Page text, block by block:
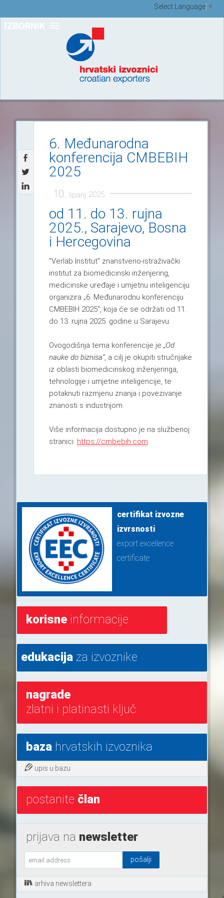
IZBORNIK
Select Language ▼
6. Međunarodna
konferencija CMBEBIH
2025
10. lipanj 2025.
od 11. do 13. rujna
2025., Sarajevo, Bosna
i Hercegovina
"Verlab Institut" znanstveno-istraživački
institut za biomedicinski inženjering,
medicinske uređaje i umjetnu inteligenciju
organizira „6. Međunarodnu konferenciju
CMBEBIH 2025“, koja će se održati od 11.
do 13. rujna 2025. godine u Sarajevu.
Ovogodišnja tema konferencije je „Od
nauke do biznisa“, a cilj je okupiti stručnjake
iz oblasti biomedicinskog inženjeringa,
tehnologije i umjetne inteligencije, te
potaknuti razmjenu znanja i povezivanje
znanosti s industrijom.
Više informacija dostupno je na službenoj
stranici: https://cmbebih.com
certifikat izvozne
izvrsnosti
export excellence
certificate
korisneinformacije
edukacijaza izvoznike
nagrade
zlatni i platinasti ključ
bazahrvatskih izvoznika
upis u bazu
postanite član
prijava na newsletter
arhiva newslettera